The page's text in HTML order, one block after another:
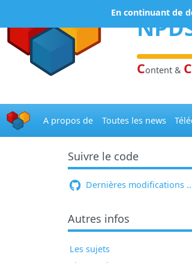
Content & C
A propos de Toutes les news
Suivre le code
Dernières modifications
Autres infos
Les sujets
En continuant de